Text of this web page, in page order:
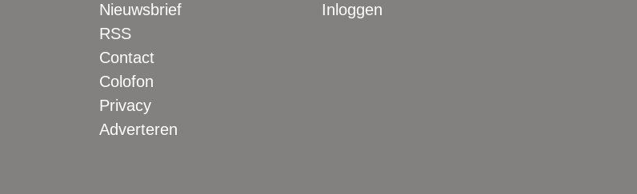
Nieuwsbrief
RSS
Contact
Colofon
Privacy
Adverteren
Inloggen